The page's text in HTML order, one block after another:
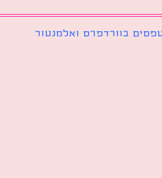
ואלמנטור